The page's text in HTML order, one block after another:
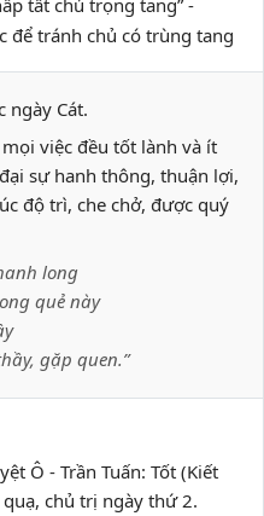
tất chủ trọng tang” -
để tránh chủ có trùng tang
ngày Cát.
việc đều tốt lành và ít
sự hanh thông, thuận lợi,
độ trì, che chở, được quý
long
quẻ này
gặp quen.”
Ô - Trần Tuấn: Tốt (Kiết
chủ trị ngày thứ 2.